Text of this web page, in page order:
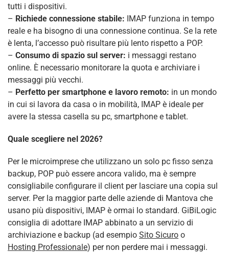
tutti i dispositivi.
– Richiede connessione stabile: IMAP funziona in tempo
reale e ha bisogno di una connessione continua. Se la rete
è lenta, l’accesso può risultare più lento rispetto a POP.
– Consumo di spazio sul server: i messaggi restano
online. È necessario monitorare la quota e archiviare i
messaggi più vecchi.
– Perfetto per smartphone e lavoro remoto: in un mondo
in cui si lavora da casa o in mobilità, IMAP è ideale per
avere la stessa casella su pc, smartphone e tablet.
Quale scegliere nel 2026?
Per le microimprese che utilizzano un solo pc fisso senza
backup, POP può essere ancora valido, ma è sempre
consigliabile configurare il client per lasciare una copia sul
server. Per la maggior parte delle aziende di Mantova che
usano più dispositivi, IMAP è ormai lo standard. GiBiLogic
consiglia di adottare IMAP abbinato a un servizio di
archiviazione e backup (ad esempio Sito Sicuro o
Hosting Professionale) per non perdere mai i messaggi.